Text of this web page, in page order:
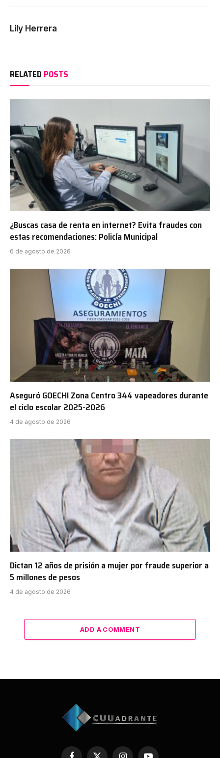
Lily Herrera
RELATED POSTS
¿Buscas casa de renta en internet? Evita fraudes con
estas recomendaciones: Policía Municipal
6 de agosto de 2026
Aseguró GOECHI Zona Centro 344 vapeadores durante
el ciclo escolar 2025-2026
4 de agosto de 2026
Dictan 12 años de prisión a mujer por fraude superior a
5 millones de pesos
4 de agosto de 2026
ADD A COMMENT